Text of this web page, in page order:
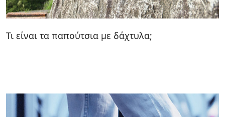
Τι είναι τα παπούτσια με δάχτυλα;